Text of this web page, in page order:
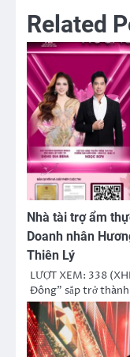
Related
Nhà tài trợ ẩm
Doanh nhân
Thiên Lý
LƯỢT XEM: 338
Đông” sắp trở